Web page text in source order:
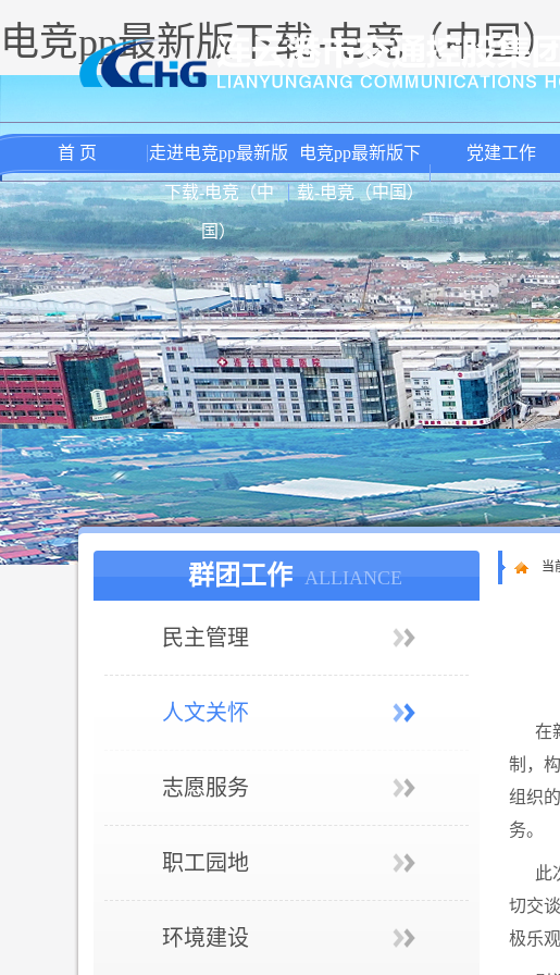
电竞pp最新版下载-电竞（中国）
首 页 走进电竞pp最新版
下载-电竞（中
国）
电竞pp最新版下
载-电竞（中国）
党建工作
群团工作 ALLIANCE
民主管理
人文关怀
志愿服务
职工园地
环境建设
当
在
制，
组织
务。
此
切交
极乐